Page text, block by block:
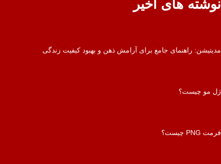
نوشته های اخیر
مدیتیشن: راهنمای جامع برای آرامش ذهن و بهبود کیفیت زندگی
ژل مو چیست؟
فرمت PNG چیست؟